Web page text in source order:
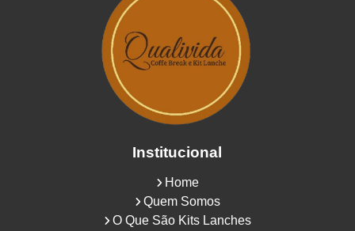
Institucional
Home
Quem Somos
O Que São Kits Lanches